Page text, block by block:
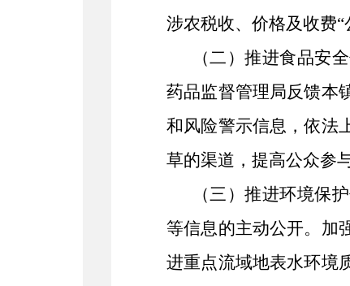
涉农税收、价格及收费“
（二）推进食品安
药品监督管理局反馈本
和风险警示信息，依法
草的渠道，提高公众参与
（三）推进环境保
等信息的主动公开。加
进重点流域地表水环境